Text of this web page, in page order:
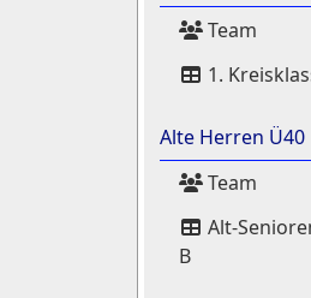
Team
1.
Alte Herren Ü40
Team
Alt-
B